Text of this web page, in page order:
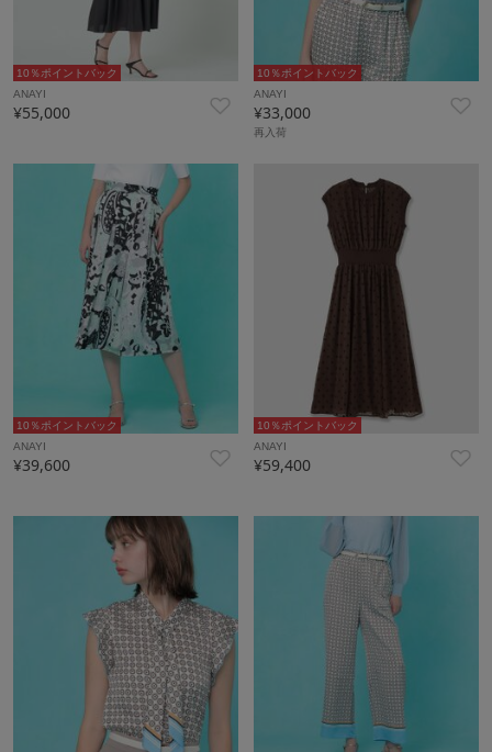
10％ポイントバック
ANAYI
¥55,000
10％ポイントバック
ANAYI
¥33,000
再入荷
10％ポイントバック
ANAYI
¥39,600
10％ポイントバック
ANAYI
¥59,400